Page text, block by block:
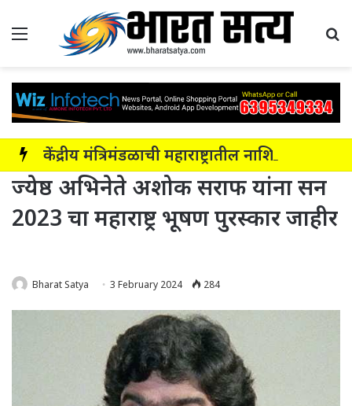
Menu
ज्येष्ठ अभिनेते अशोक सराफ यांना सन
2023 चा महाराष्ट्र भूषण पुरस्कार जाहीर
Bharat Satya 3 February 2024 284